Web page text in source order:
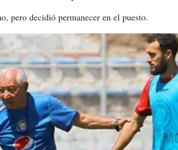
pero decidió permanecer en el puesto.